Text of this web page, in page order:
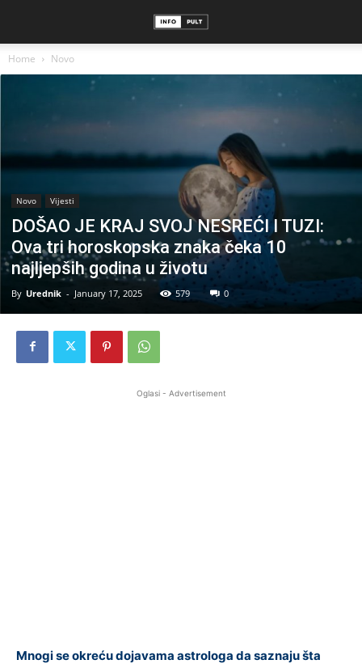
Home Novo
Novo Vijesti
DOŠAO JE KRAJ SVOJ NESREĆI I TUZI:
Ova tri horoskopska znaka čeka 10
najljepših godina u životu
By Urednik - January 17, 2025 579 0
Oglasi - Advertisement
Mnogi se okreću dojavama astrologa da saznaju šta